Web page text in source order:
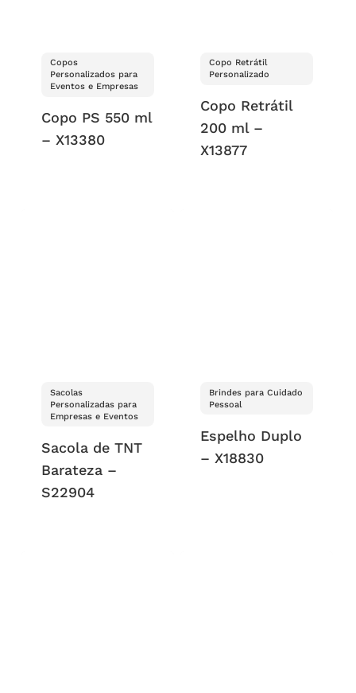
Copos
Personalizados para
Eventos e Empresas
Copo PS 550 ml
– X13380
Copo Retrátil
Personalizado
Copo Retrátil
200 ml –
X13877
Sacolas
Personalizadas para
Empresas e Eventos
Sacola de TNT
Barateza –
S22904
Brindes para Cuidado
Pessoal
Espelho Duplo
– X18830